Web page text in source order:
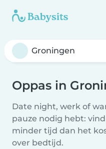
Oppas in
Date night, werk of
pauze nodig hebt:
minder tijd dan het
over bedtijd.